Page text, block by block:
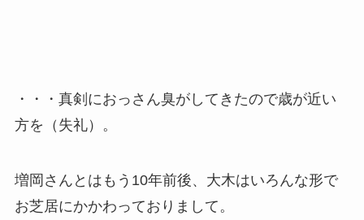
・・・真剣におっさん臭がしてきたので歳が近い
方を（失礼）。
増岡さんとはもう10年前後、大木はいろんな形で
お芝居にかかわっておりまして。